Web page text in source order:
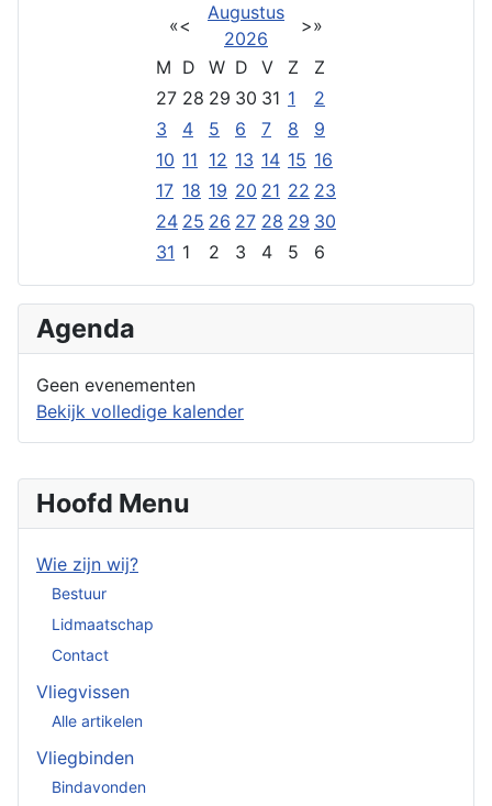
Hoofd Menu
Wie zijn wij?
Bestuur
Lidmaatschap
Contact
Vliegvissen
Alle artikelen
Vliegbinden
Bindavonden
«<
Augustus
2026
>»
M D W D V Z
Z
27 28 29 30 31 1
2
3
4 5 6 7 8
9
10 11 12 13 14 15 16
17 18 19 20 21 22 23
24 25 26 27 28 29 30
31 1 2 3 4 5 6
Agenda
Geen evenementen
Bekijk volledige kalender